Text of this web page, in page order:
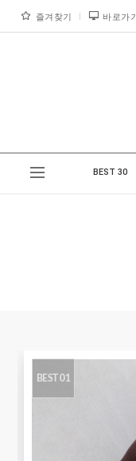
즐겨찾기 바로가기
BEST 30
BEST 01